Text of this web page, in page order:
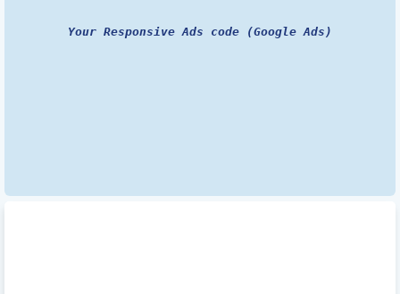
Your Responsive Ads code (Google Ads)